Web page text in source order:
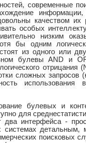
современные
информации,
качеством их
особых
низким
бы одним
из одного или
булевы AND и
отрицания
сложных запросов
использования
булевых и
для
два интерфейса -
системах детальным,
поисковых